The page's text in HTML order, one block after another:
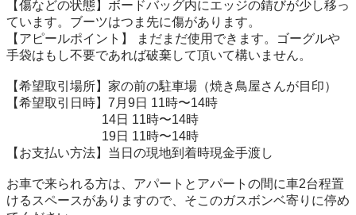
【傷などの状態】ボードバッグ内にエッジの錆びが少し移っ
ています。ブーツはつま先に傷があります。
【アピールポイント】 まだまだ使用できます。ゴーグルや
手袋はもし不要であれば破棄して頂いて構いません。
【希望取引場所】家の前の駐車場（焼き鳥屋さんが目印）
【希望取引日時】7月9日 11時〜14時
【お支払い方法】当日の現地到着時現金手渡し
お車で来られる方は、アパートとアパートの間に車2台程置
けるスペースがありますので、そこのガスボンベ寄りに停め